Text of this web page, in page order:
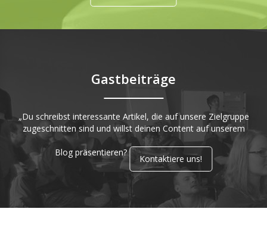
Gastbeiträge
„Du schreibst interessante Artikel, die auf unsere Zielgruppe
zugeschnitten sind und willst deinen Content auf unserem
Blog präsentieren?
Kontaktiere uns!